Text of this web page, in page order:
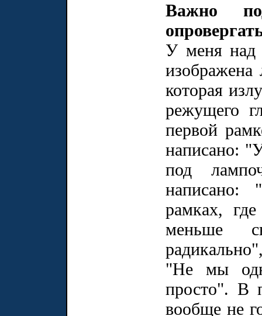
Важно
У меня над
изображена
которая
режущего
первой
написано:
под
рамках,
меньше
"Не мы
просто". В
вообще не